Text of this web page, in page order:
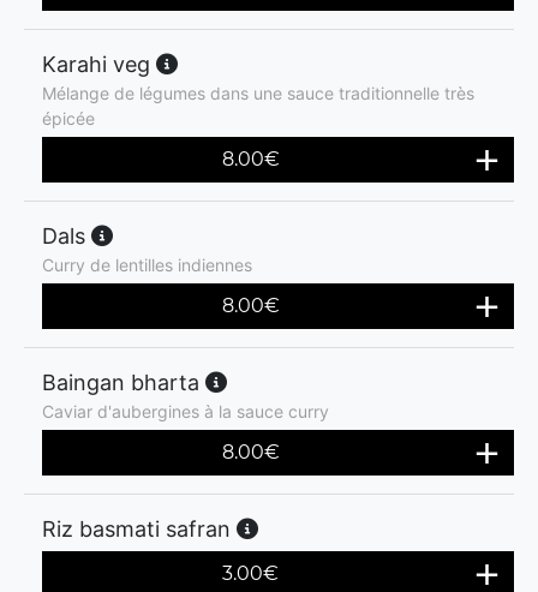
Karahi veg
Mélange de légumes dans une sauce traditionnelle très
épicée
8.00€
Dals
Curry de lentilles indiennes
8.00€
Baingan bharta
Caviar d'aubergines à la sauce curry
8.00€
Riz basmati safran
3.00€